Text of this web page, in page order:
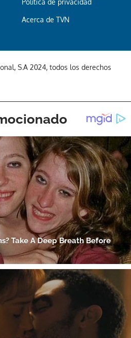
a nuestro boletín.
ACEPTAR
Política de privacidad
Acerca de TVN
S.A 2024, todos los derechos